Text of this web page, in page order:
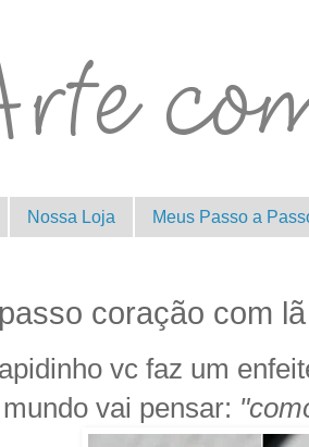
Nossa Loja Meus Passo a
coração com lã
vc faz um
vai pensar: